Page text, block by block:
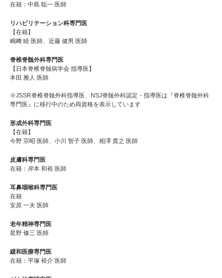
在籍：中島 聡一 医師
リハビリテーション科専門医
【在籍】
嶋﨑 睦 医師、近藤 健男 医師
脊椎脊髄外科専門医
【日本脊椎脊髄病学会 指導医】
本田 雅人 医師
※JSSR脊椎脊髄外科指導医、NSJ脊髄外科認定・指導医は『脊椎脊髄外科
専門医』に移行中のため両資格を表示しています
形成外科専門医
【在籍】
今野 宗昭 医師、小川 智子 医師、相澤 貴之 医師
皮膚科専門医
在籍：岸本 和裕 医師
耳鼻咽喉科専門医
在籍
安原 一夫 医師
老年精神専門医
星野 修三 医師
緩和医療専門医
在籍：平塚 裕介 医師